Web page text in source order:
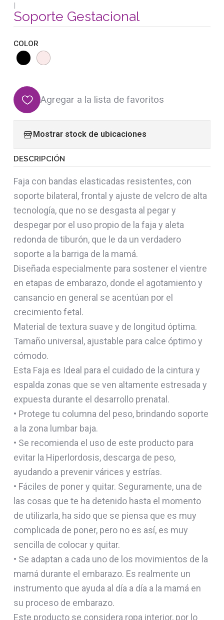
|
Soporte Gestacional
COLOR
Agregar a la lista de favoritos
Mostrar stock de ubicaciones
DESCRIPCIÓN
Faja con bandas elasticadas resistentes, con
soporte bilateral, frontal y ajuste de velcro de alta
tecnología, que no se desgasta al pegar y
despegar por el uso propio de la faja y aleta
redonda de tiburón, que le da un verdadero
soporte a la barriga de la mamá.
Diseñada especialmente para sostener el vientre
en etapas de embarazo, donde el agotamiento y
cansancio en general se acentúan por el
crecimiento fetal.
Material de textura suave y de longitud óptima.
Tamaño universal, ajustable para calce óptimo y
cómodo.
Esta Faja es Ideal para el cuidado de la cintura y
espalda zonas que se ven altamente estresada y
expuesta durante el desarrollo prenatal.
• Protege tu columna del peso, brindando soporte
a la zona lumbar baja.
• Se recomienda el uso de este producto para
evitar la Hiperlordosis, descarga de peso,
ayudando a prevenir várices y estrías.
• Fáciles de poner y quitar. Seguramente, una de
las cosas que te ha detenido hasta el momento
de utilizarla, ha sido que se piensa que es muy
complicada de poner, pero no es así, es muy
sencilla de colocar y quitar.
• Se adaptan a cada uno de los movimientos de la
mamá durante el embarazo. Es realmente un
instrumento que ayuda al día a día a la mamá en
su proceso de embarazo.
Este producto se considera ropa interior, por lo